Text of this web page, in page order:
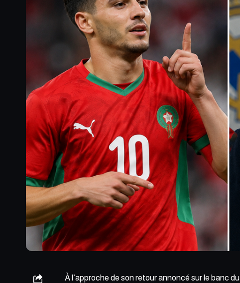
À l’approche de son retour annoncé sur le banc du